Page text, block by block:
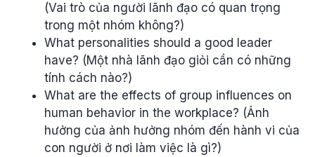
(Vai trò của người lãnh đạo có quan trọng
trong một nhóm không?)
What personalities should a good leader
have? (Một nhà lãnh đạo giỏi cần có những
tính cách nào?)
What are the effects of group influences on
human behavior in the workplace? (Ảnh
hưởng của ảnh hưởng nhóm đến hành vi của
con người ở nơi làm việc là gì?)